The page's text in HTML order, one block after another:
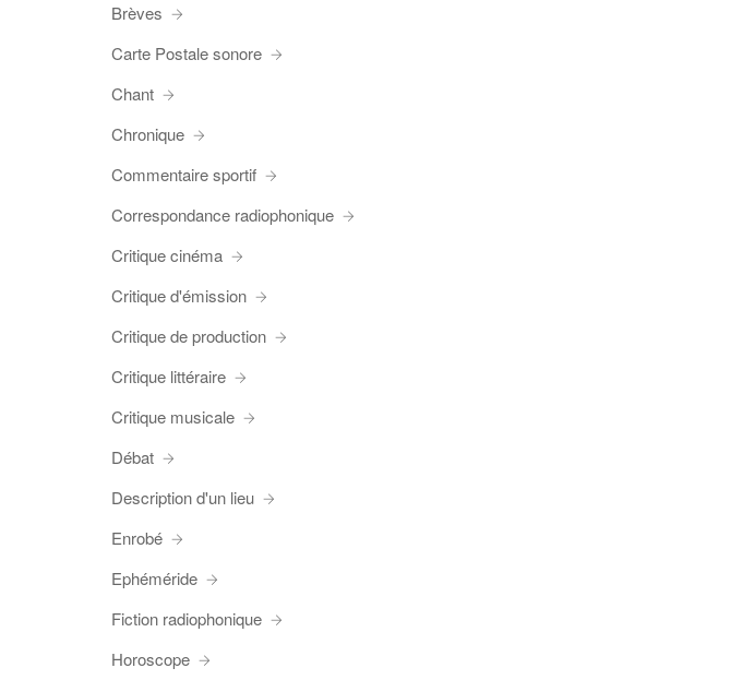
Brèves
Carte Postale sonore
Chant
Chronique
Commentaire sportif
Correspondance radiophonique
Critique cinéma
Critique d'émission
Critique de production
Critique littéraire
Critique musicale
Débat
Description d'un lieu
Enrobé
Ephéméride
Fiction radiophonique
Horoscope